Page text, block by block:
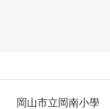
岡山市立岡南小學